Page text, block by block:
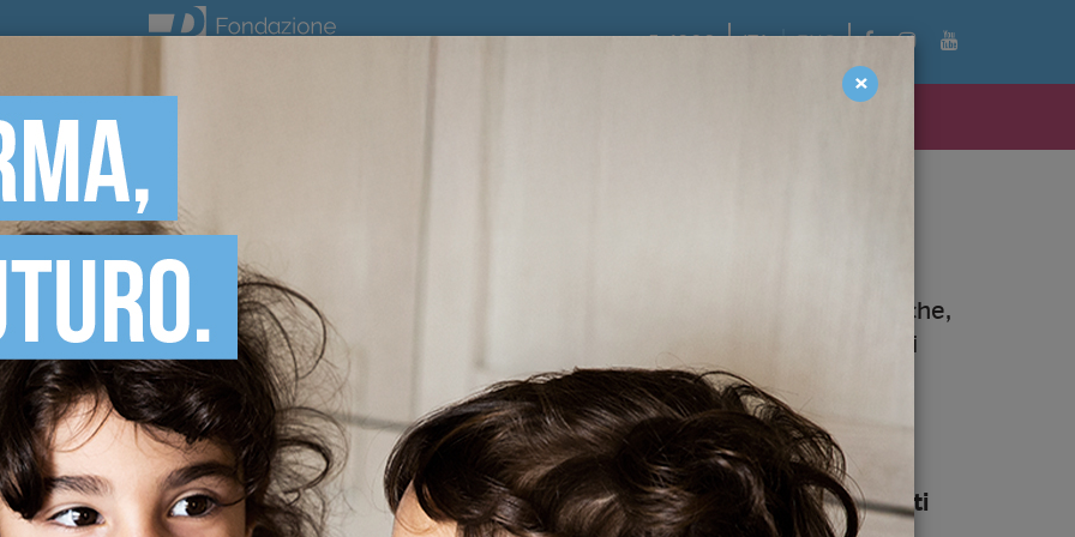
5x1000 ITA ENG facebook
instagram
youtube
SCELTO!
Il nostro più grande ringraziamento alle
che,
due anni fa, in occasione della dichiarazione dei redditi
2018, hanno scelto di destinarci il loro 5x1000.
Gli importi sono stati resi pubblici dall’Agenzia delle
entrate lo scorso venerdì 3 aprile 2020.
Grazie alle vostre preziose firme15.239,50 € sono stati
×